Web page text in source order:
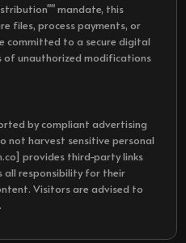
mandate, this
files, process payments, or
committed to a secure digital
of unauthorized modifications
by compliant advertising
not harvest sensitive personal
provides third-party links
all responsibility for their
Visitors are advised to